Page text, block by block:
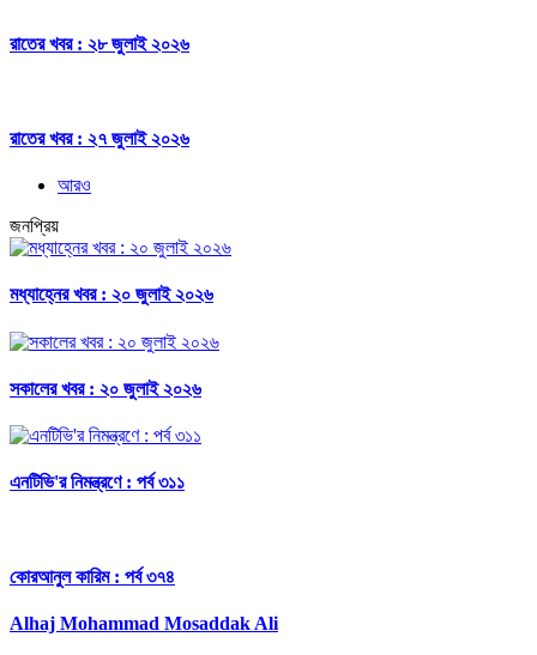
রাতের খবর : ২৮ জুলাই ২০২৬
রাতের খবর : ২৭ জুলাই ২০২৬
আরও
জনপ্রিয়
মধ্যাহ্নের খবর : ২০ জুলাই ২০২৬
সকালের খবর : ২০ জুলাই ২০২৬
এনটিভি'র নিমন্ত্রণে : পর্ব ৩১১
কোরআনুল কারিম : পর্ব ৩৭৪
Alhaj Mohammad Mosaddak Ali